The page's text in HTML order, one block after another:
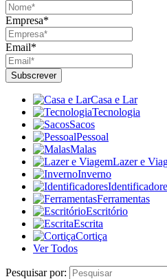
Empresa*
Email*
Casa e Lar
Tecnologia
Sacos
Pessoal
Malas
Lazer e
Inverno
Ferramentas
Escritório
Escrita
Cortiça
Ver Todos
Pesquisar por: